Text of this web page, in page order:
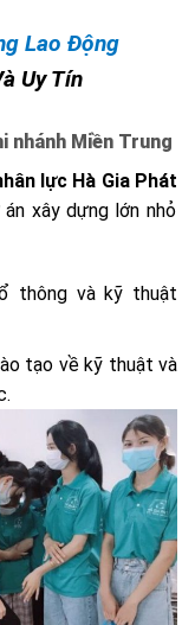
Lao Động
Uy Tín
nhánh Miền Trung
lực Hà Gia Phát
xây dựng lớn nhỏ
thông và kỹ thuật
tạo về kỹ thuật và